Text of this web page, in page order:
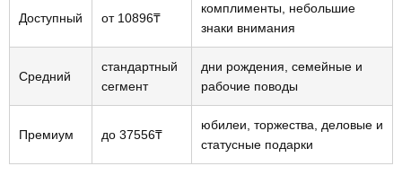
Доступный от 10896₸
комплименты, небольшие
знаки внимания
Средний
стандартный
сегмент
дни рождения, семейные и
рабочие поводы
Премиум до 37556₸
юбилеи, торжества, деловые и
статусные подарки